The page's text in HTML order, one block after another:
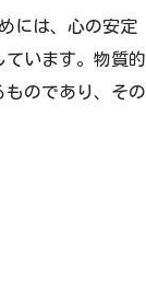
には、心の安定
ています。物質的
ものであり、その